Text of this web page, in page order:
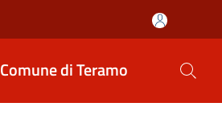
Comune di Teramo